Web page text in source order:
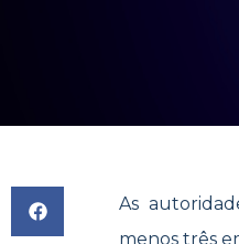
As
menos três